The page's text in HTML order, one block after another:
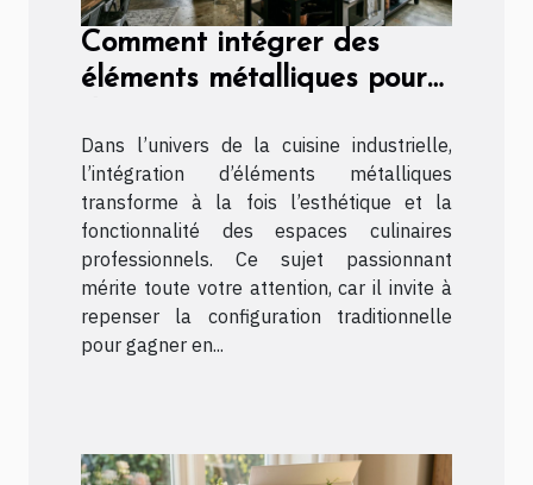
Comment intégrer des
éléments métalliques pour
industrielle ?
Dans l’univers de la cuisine industrielle,
l’intégration d’éléments métalliques
transforme à la fois l’esthétique et la
fonctionnalité des espaces culinaires
professionnels. Ce sujet passionnant
mérite toute votre attention, car il invite à
repenser la configuration traditionnelle
pour gagner en...